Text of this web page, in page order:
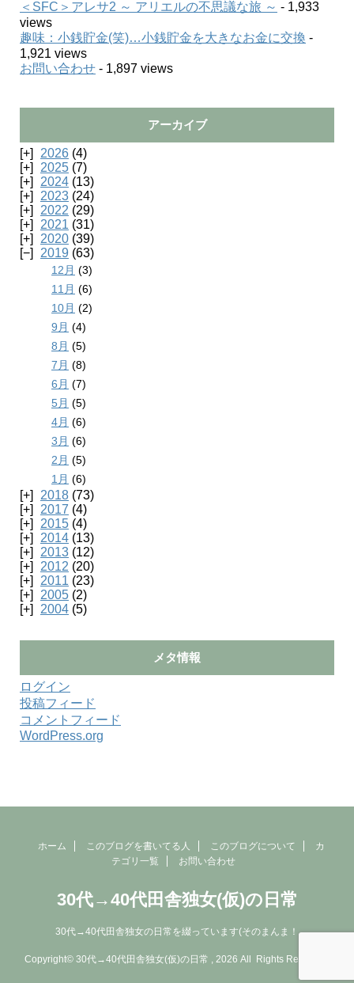
＜SFC＞アレサ2 ～ アリエルの不思議な旅 ～ - 1,933
views
趣味：小銭貯金(笑)…小銭貯金を大きなお金に交換 -
1,921 views
お問い合わせ - 1,897 views
アーカイブ
2026 (4)
2025 (7)
2024 (13)
2023 (24)
2022 (29)
2021 (31)
2020 (39)
2019 (63)
12月 (3)
11月 (6)
10月 (2)
9月 (4)
8月 (5)
7月 (8)
6月 (7)
5月 (5)
4月 (6)
3月 (6)
2月 (5)
1月 (6)
2018 (73)
2017 (4)
2015 (4)
2014 (13)
2013 (12)
2012 (20)
2011 (23)
2005 (2)
2004 (5)
メタ情報
ログイン
投稿フィード
コメントフィード
WordPress.org
ホーム このブログを書いてる人 このブログについて
カ
テゴリ一覧
お問い合わせ
30代→40代田舎独女(仮)の日常
30代→40代田舎独女の日常を綴っています(そのまんま！
Copyright© 30代→40代田舎独女(仮)の日常 , 2026 All Rights Reserved.